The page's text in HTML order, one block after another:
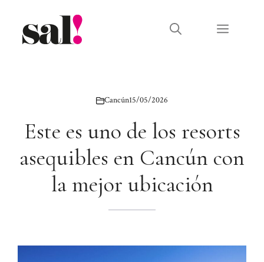
contenido
Menú
Cancún15/05/2026
Este es uno de los resorts
asequibles en Cancún con
la mejor ubicación